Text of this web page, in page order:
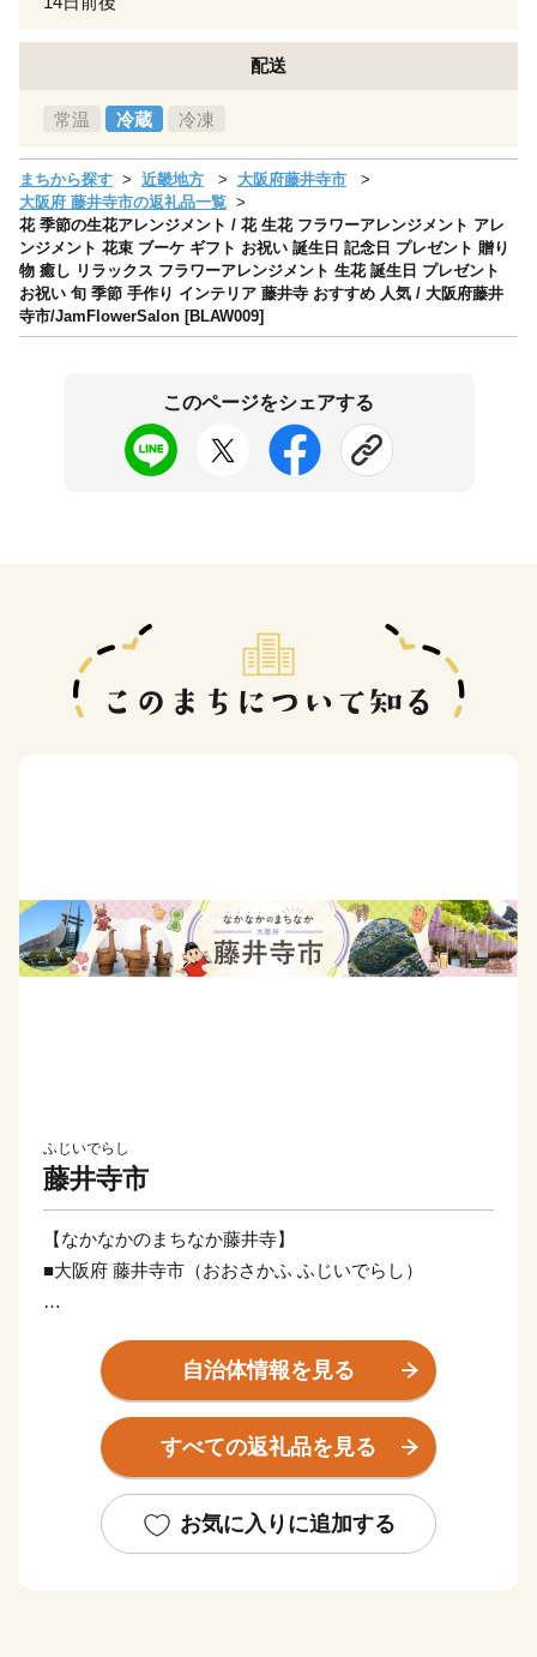
配送
常温 冷蔵 冷凍
まちから探す 近畿地方
大阪府藤井寺市
大阪府 藤井寺市の返礼品一覧
花 季節の生花アレンジメント / 花 生花 フラワーアレンジメント アレ
ンジメント 花束 ブーケ ギフト お祝い 誕生日 記念日 プレゼント 贈り
物 癒し リラックス フラワーアレンジメント 生花 誕生日 プレゼント
お祝い 旬 季節 手作り インテリア 藤井寺 おすすめ 人気 / 大阪府藤井
寺市/JamFlowerSalon [BLAW009]
このページをシェアする
ふじいでらし
藤井寺市
【なかなかのまちなか藤井寺】
■大阪府 藤井寺市（おおさかふ ふじいでらし）
ちの中に3つも駅があります。天王寺から電車でたった
15分と繁華街へのアクセスも良好。
市名の由来となっている葛井寺（ふじいでら）は、西国
三十三所霊場の札所として日々巡礼者が絶えず、本堂に
大阪府の南東部、藤井寺市から羽曳野市にかけて4km四
自治体情報を見る
すべての返礼品を見る
お気に入りに追加する